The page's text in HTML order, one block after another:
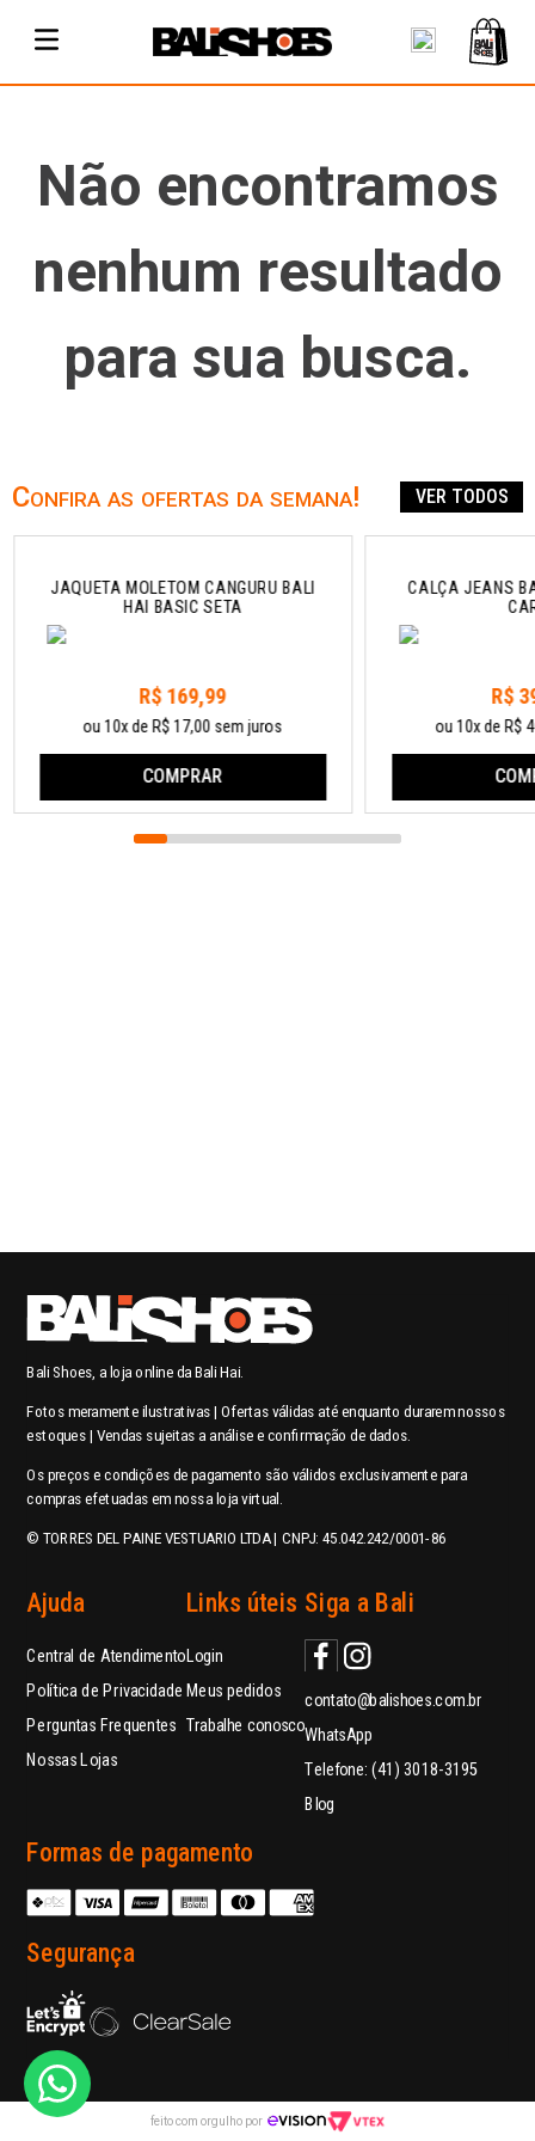
Não encontramos
nenhum resultado
para sua busca.
Confira as ofertas da semana! VER TODOS
JAQUETA MOLETOM CANGURU BALI
HAI BASIC SETA
R$ 169,99
ou 10x de R$ 17,00 sem juros
COMPRAR
CALÇA JEANS
R$
ou 10x de R$
Bali Shoes, a loja online da Bali Hai.
Fotos meramente ilustrativas | Ofertas válidas até enquanto durarem nossos
estoques | Vendas sujeitas a análise e confirmação de dados.
Os preços e condições de pagamento são válidos exclusivamente para
compras efetuadas em nossa loja virtual.
© TORRES DEL PAINE VESTUARIO LTDA | CNPJ: 45.042.242/0001-86
Ajuda
Central de Atendimento
Política de Privacidade
Perguntas Frequentes
Nossas Lojas
Links úteis
Login
Meus pedidos
Trabalhe conosco
Siga a Bali
contato@balishoes.com.br
WhatsApp
Telefone: (41) 3018-3195
Blog
Formas de pagamento
Segurança
feito com orgulho por